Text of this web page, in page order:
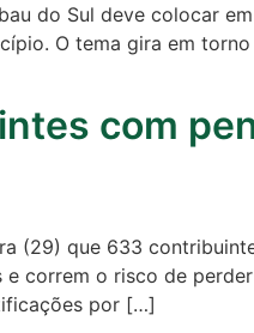
do Sul deve colocar
O tema gira em
com
(29) que 633
correm o risco de
por […]